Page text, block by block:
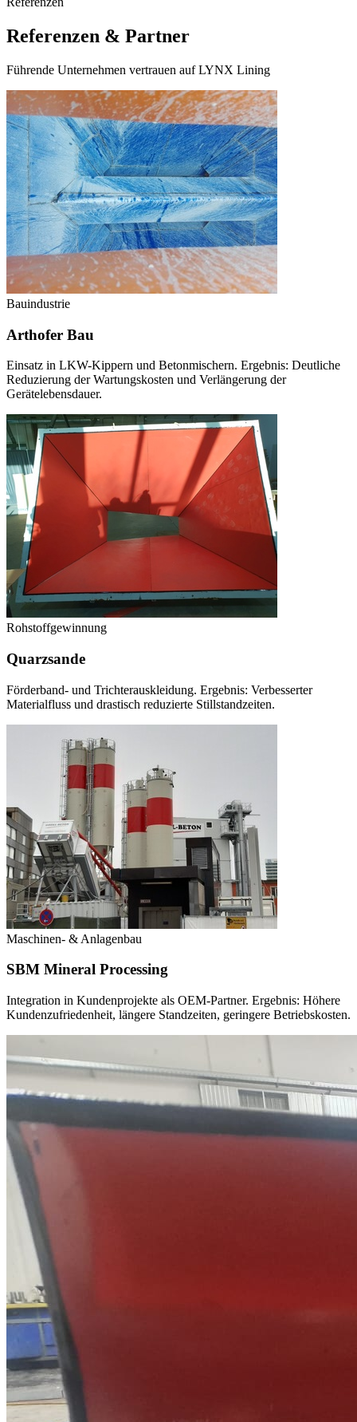
Referenzen & Partner
Führende Unternehmen vertrauen auf LYNX Lining
Bauindustrie
Arthofer Bau
Einsatz in LKW-Kippern und Betonmischern. Ergebnis: Deutliche
Reduzierung der Wartungskosten und Verlängerung der
Gerätelebensdauer.
Rohstoffgewinnung
Quarzsande
Förderband- und Trichterauskleidung. Ergebnis: Verbesserter
Materialfluss und drastisch reduzierte Stillstandzeiten.
Maschinen- & Anlagenbau
SBM Mineral Processing
Integration in Kundenprojekte als OEM-Partner. Ergebnis: Höhere
Kundenzufriedenheit, längere Standzeiten, geringere Betriebskosten.